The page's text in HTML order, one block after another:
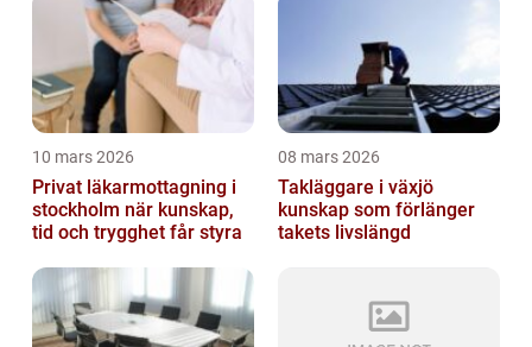
10 mars 2026
Privat läkarmottagning i
stockholm när kunskap,
tid och trygghet får styra
08 mars 2026
Takläggare i växjö
kunskap som förlänger
takets livslängd